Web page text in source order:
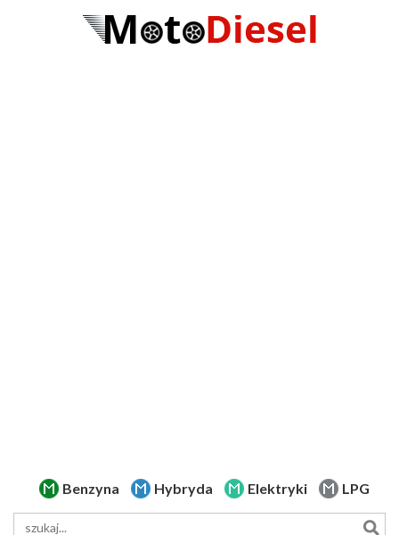
Benzyna Hybryda Elektryki LPG